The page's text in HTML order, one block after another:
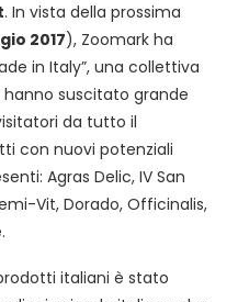
. In vista della prossima
2017), Zoomark ha
in Italy”, una collettiva
suscitato grande
da tutto il
con nuovi potenziali
Agras Delic, IV San
Vit, Dorado, Officinalis,
italiani è stato